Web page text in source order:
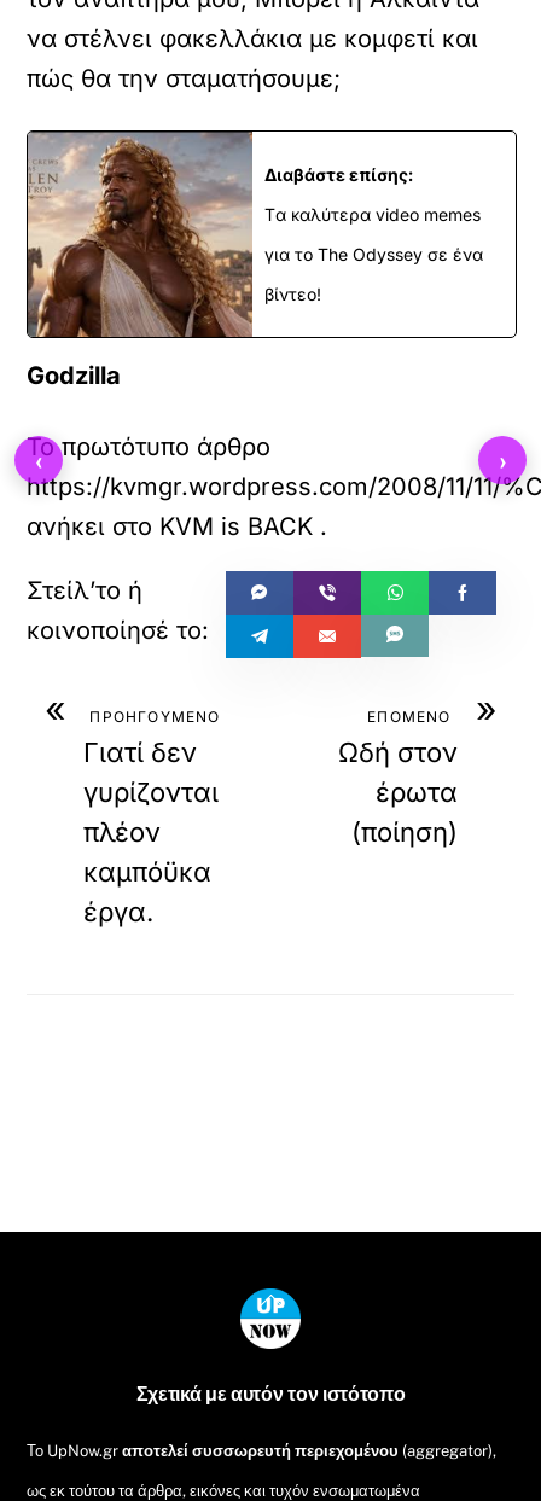
να στέλνει φακελλάκια με κομφετί και
πώς θα την σταματήσουμε;
Διαβάστε επίσης:
Tα καλύτερα video memes
για το The Odyssey σε ένα
βίντεο!
Godzilla
Το πρωτότυπο άρθρο
https://kvmgr.wordpress.com/2008/11/11/
ανήκει στο KVM is BACK .
« ΠΡΟΗΓΟΥΜΕΝΟ
Γιατί δεν
γυρίζονται
πλέον
καμπόϋκα
έργα.
»
ΕΠΟΜΕΝΟ
Ωδή στον
έρωτα
(ποίηση)
Back
To
Σχετικά με αυτόν τον ιστότοπο
Το UpNow.grαποτελεί συσσωρευτή περιεχομένου (aggregator),
ως εκ τούτου τα άρθρα, εικόνες και τυχόν ενσωματωμένα
‹ ›